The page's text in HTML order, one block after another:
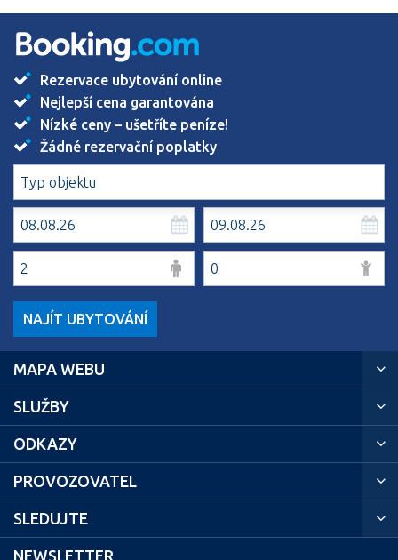
Rezervace ubytování online
Nejlepší cena garantována
Nízké ceny – ušetříte peníze!
Žádné rezervační poplatky
NAJÍT UBYTOVÁNÍ
MAPA WEBU
SLUŽBY
ODKAZY
PROVOZOVATEL
SLEDUJTE
NEWSLETTER